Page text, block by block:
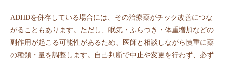
ADHDを併存している場合には、その治療薬がチック改善につな
がることもあります。ただし、眠気・ふらつき・体重増加などの
副作用が起こる可能性があるため、医師と相談しながら慎重に薬
の種類・量を調整します。自己判断で中止や変更を行わず、必ず